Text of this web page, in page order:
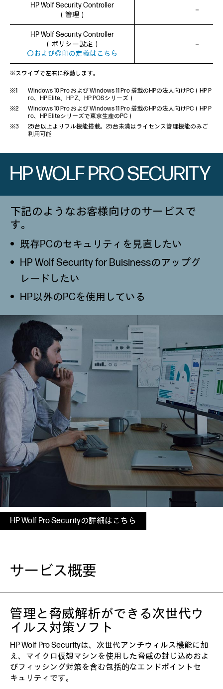
HP Wolf Security Controller
（管理）
－
HP Wolf Security Controller
（ポリシー設定）
〇および◎印の定義はこちら
－
※スワイプで左右に移動します。
Windows 10 Pro および Windows 11 Pro 搭載のHPの法人向けPC（HP P
ro、HP Elite、HP Z、HP POSシリーズ）
Windows 10 Pro および Windows 11 Pro 搭載のHPの法人向けPC（HP P
ro、HP Eliteシリーズで東京生産のPC）
25台以上よりフル機能搭載。25台未満はライセンス管理機能のみご
利用可能
HP WOLF PRO SECURITY
下記のようなお客様向けのサービスで
す。
既存PCのセキュリティを見直したい
HP Wolf Security for Buisinessのアップグ
レードしたい
HP以外のPCを使用している
HP Wolf Pro Securityの詳細はこちら
サービス概要
管理と脅威解析ができる次世代ウ
イルス対策ソフト
HP Wolf Pro Securityは、次世代アンチウィルス機能に加
え、マイクロ仮想マシンを使用した脅威の封じ込めおよ
びフィッシング対策を含む包括的なエンドポイントセ
キュリティです。